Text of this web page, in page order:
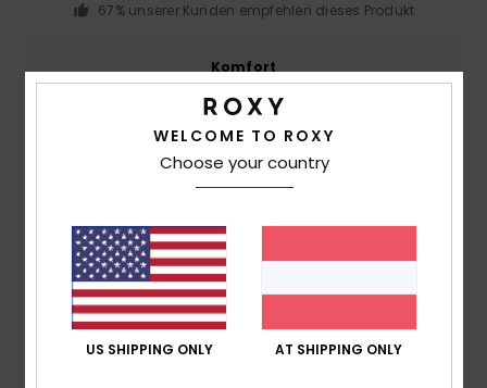
67% unserer Kunden empfehlen dieses Produkt
Komfort
5.0
Preis-Leistungs-Verhältnis
4.7
Größe
Zu klein Zu groß
4.7
Farbe
WELCOME TO ROXY
Choose your country
US SHIPPING ONLY AT SHIPPING ONLY